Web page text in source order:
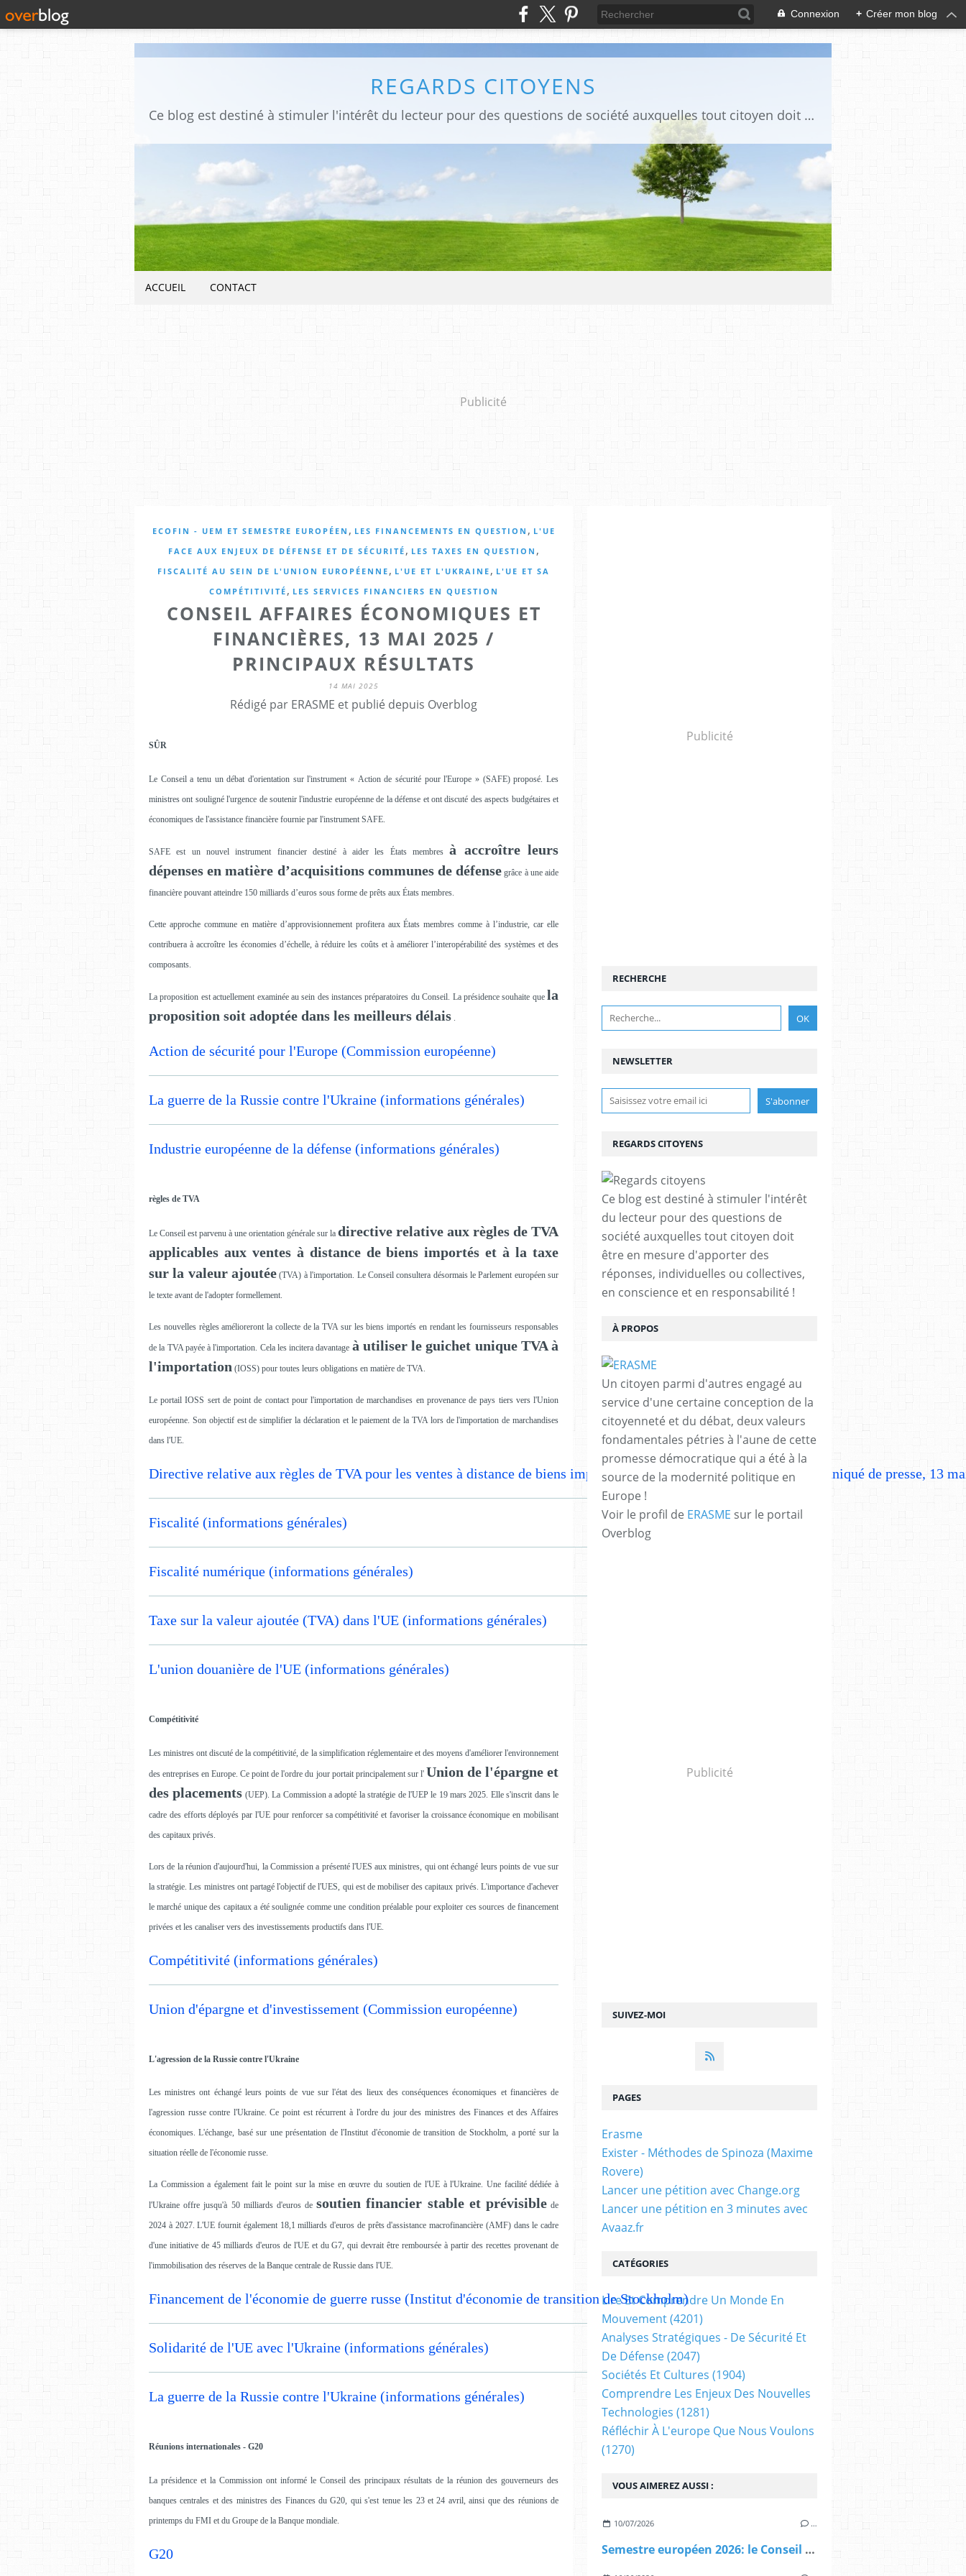
Connexion + Créer mon blog
REGARDS CITOYENS
Ce blog est destiné à stimuler l'intérêt du lecteur pour des questions de société auxquelles tout citoyen doit être en mesure d'apporter des réponses, individuelles ou collectives, en conscience et en responsabilité !
ACCUEIL CONTACT
Publicité
ECOFIN - UEM ET SEMESTRE EUROPÉEN , LES FINANCEMENTS EN QUESTION , L'UE
FACE AUX ENJEUX DE DÉFENSE ET DE SÉCURITÉ , LES TAXES EN QUESTION ,
FISCALITÉ AU SEIN DE L'UNION EUROPÉENNE , L'UE ET L'UKRAINE , L'UE ET SA
COMPÉTITIVITÉ , LES SERVICES FINANCIERS EN QUESTION
CONSEIL AFFAIRES ÉCONOMIQUES ET
FINANCIÈRES, 13 MAI 2025 /
PRINCIPAUX RÉSULTATS
14 MAI 2025
Rédigé par ERASME et publié depuis Overblog
SÛR
Le Conseil a tenu un débat d'orientation sur l'instrument « Action de sécurité pour l'Europe » (SAFE) proposé. Les
ministres ont souligné l'urgence de soutenir l'industrie européenne de la défense et ont discuté des aspects budgétaires et
économiques de l'assistance financière fournie par l'instrument SAFE.
SAFE est un nouvel instrument financier destiné à aider les États membresà accroître leurs
dépenses en matière d’acquisitions communes de défense grâce à une aide
financière pouvant atteindre 150 milliards d’euros sous forme de prêts aux États membres.
Cette approche commune en matière d’approvisionnement profitera aux États membres comme à l’industrie, car elle
contribuera à accroître les économies d’échelle, à réduire les coûts et à améliorer l’interopérabilité des systèmes et des
composants.
La proposition est actuellement examinée au sein des instances préparatoires du Conseil. La présidence souhaite que la
proposition soit adoptée dans les meilleurs délais .
Action de sécurité pour l'Europe (Commission européenne)
La guerre de la Russie contre l'Ukraine (informations générales)
Industrie européenne de la défense (informations générales)
règles de TVA
Le Conseil est parvenu à une orientation générale sur la directive relative aux règles de TVA
applicables aux ventes à distance de biens importés et à la taxe
sur la valeur ajoutée (TVA) à l'importation. Le Conseil consultera désormais le Parlement européen sur
le texte avant de l'adopter formellement.
Les nouvelles règles amélioreront la collecte de la TVA sur les biens importés en rendant les fournisseurs responsables
de la TVA payée à l'importation. Cela les incitera davantage à utiliser le guichet unique TVA à
l'importation (IOSS) pour toutes leurs obligations en matière de TVA.
Le portail IOSS sert de point de contact pour l'importation de marchandises en provenance de pays tiers vers l'Union
européenne. Son objectif est de simplifier la déclaration et le paiement de la TVA lors de l'importation de marchandises
dans l'UE.
Directive relative aux règles de TVA pour les ventes à distance de biens importés et à la TVA à l'importation (communiqué de presse, 13
Fiscalité (informations générales)
Fiscalité numérique (informations générales)
Taxe sur la valeur ajoutée (TVA) dans l'UE (informations générales)
L'union douanière de l'UE (informations générales)
Compétitivité
Les ministres ont discuté de la compétitivité, de la simplification réglementaire et des moyens d'améliorer l'environnement
des entreprises en Europe. Ce point de l'ordre du jour portait principalement sur l' Union de l'épargne et
des placements (UEP). La Commission a adopté la stratégie de l'UEP le 19 mars 2025. Elle s'inscrit dans le
cadre des efforts déployés par l'UE pour renforcer sa compétitivité et favoriser la croissance économique en mobilisant
des capitaux privés.
Lors de la réunion d'aujourd'hui, la Commission a présenté l'UES aux ministres, qui ont échangé leurs points de vue sur
la stratégie. Les ministres ont partagé l'objectif de l'UES, qui est de mobiliser des capitaux privés. L'importance d'achever
le marché unique des capitaux a été soulignée comme une condition préalable pour exploiter ces sources de financement
privées et les canaliser vers des investissements productifs dans l'UE.
Compétitivité (informations générales)
Union d'épargne et d'investissement (Commission européenne)
L'agression de la Russie contre l'Ukraine
Les ministres ont échangé leurs points de vue sur l'état des lieux des conséquences économiques et financières de
l'agression russe contre l'Ukraine. Ce point est récurrent à l'ordre du jour des ministres des Finances et des Affaires
économiques. L'échange, basé sur une présentation de l'Institut d'économie de transition de Stockholm, a porté sur la
situation réelle de l'économie russe.
La Commission a également fait le point sur la mise en œuvre du soutien de l'UE à l'Ukraine. Une facilité dédiée à
l'Ukraine offre jusqu'à 50 milliards d'euros desoutien financier stable et prévisiblede
2024 à 2027. L'UE fournit également 18,1 milliards d'euros de prêts d'assistance macrofinancière (AMF) dans le cadre
d'une initiative de 45 milliards d'euros de l'UE et du G7, qui devrait être remboursée à partir des recettes provenant de
l'immobilisation des réserves de la Banque centrale de Russie dans l'UE.
Financement de l'économie de guerre russe (Institut d'économie de transition de Stockholm)
Solidarité de l'UE avec l'Ukraine (informations générales)
La guerre de la Russie contre l'Ukraine (informations générales)
Réunions internationales - G20
La présidence et la Commission ont informé le Conseil des principaux résultats de la réunion des gouverneurs des
banques centrales et des ministres des Finances du G20, qui s'est tenue les 23 et 24 avril, ainsi que des réunions de
printemps du FMI et du Groupe de la Banque mondiale.
G20
Publicité
NEWSLETTER
SUIVEZ-MOI
RECHERCHE
REGARDS CITOYENS
Ce blog est destiné à stimuler l'intérêt
du lecteur pour des questions de
société auxquelles tout citoyen doit
être en mesure d'apporter des
réponses, individuelles ou collectives,
en conscience et en responsabilité !
À PROPOS
Un citoyen parmi d'autres engagé au
service d'une certaine conception de la
citoyenneté et du débat, deux valeurs
fondamentales pétries à l'aune de cette
promesse démocratique qui a été à la
source de la modernité politique en
Europe !
Voir le profil de ERASME sur le portail
Overblog
Publicité
VOUS AIMEREZ AUSSI :
10/07/2026 …
Semestre européen 2026: le Conseil adopte les recommandations par pays
PAGES
Erasme
Exister - Méthodes de Spinoza (Maxime
Rovere)
Lancer une pétition avec Change.org
Lancer une pétition en 3 minutes avec
Avaaz.fr
CATÉGORIES
Lire Et Comprendre Un Monde En
Mouvement(4201)
Analyses Stratégiques - De Sécurité Et
De Défense(2047)
Sociétés Et Cultures (1904)
Comprendre Les Enjeux Des Nouvelles
Technologies (1281)
Réfléchir À L'europe Que Nous Voulons
(1270)